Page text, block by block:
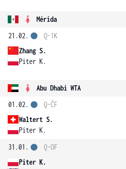
Mérida
21.02.
Zhang S.
Piter K.
Q-1K
Abu Dhabi WTA
01.02.
Waltert S.
Piter K.
Q-ČF
31.01.
Piter K.
Q-OF